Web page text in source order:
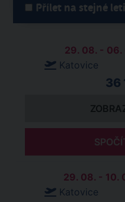
Přílet na stejné
29. 08. -
Katovice
36
29. 08. - 10.
Katovice